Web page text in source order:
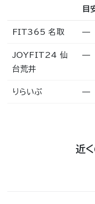
目
FIT365 名取 —
JOYFIT24 仙
台荒井
—
りらいぶ —
近